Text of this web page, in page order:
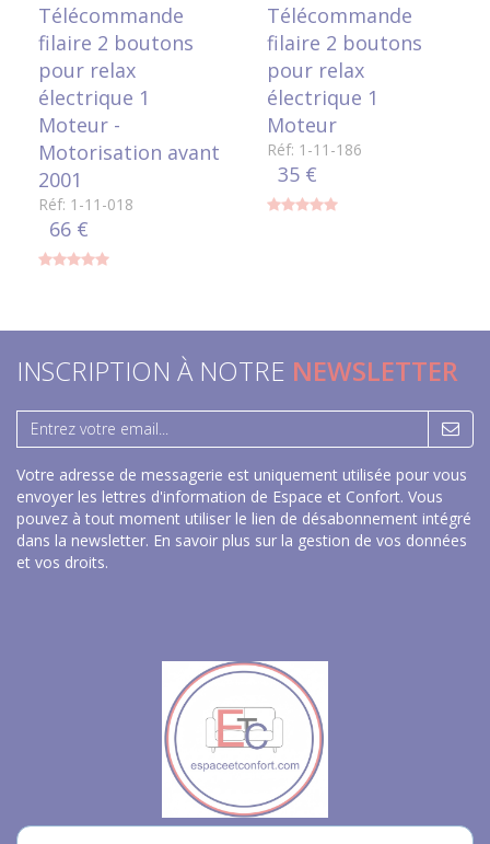
Télécommande
filaire 2 boutons
pour relax
électrique 1
Moteur -
Motorisation avant
2001
Réf: 1-11-018
66 €
Télécommande
filaire 2 boutons
pour relax
électrique 1
Moteur
Réf: 1-11-186
35 €
INSCRIPTION À NOTRE NEWSLETTER
Votre adresse de messagerie est uniquement utilisée pour vous
envoyer les lettres d'information de Espace et Confort. Vous
pouvez à tout moment utiliser le lien de désabonnement intégré
dans la newsletter. En savoir plus sur la gestion de vos données
et vos droits.